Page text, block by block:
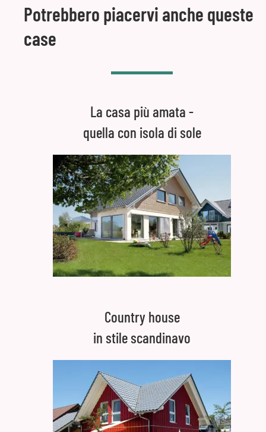
Potrebbero piacervi anche queste
case
La casa più amata -
quella con isola di sole
Country house
in stile scandinavo